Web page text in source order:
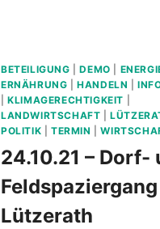
BETEILIGUNG |DEMO
ERNÄHRUNG |HANDELN |
|KLIMAGERECHTIGKEIT
LANDWIRTSCHAFT |
POLITIK
TERMIN |
24.10.21 – Dorf-
Lützerath